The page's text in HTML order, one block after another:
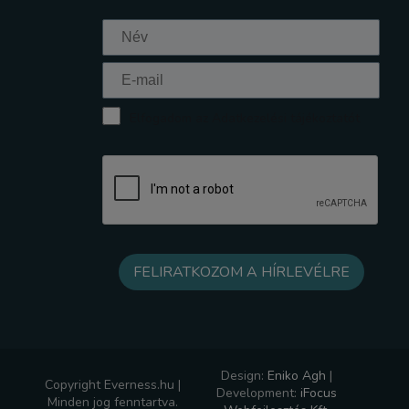
Copyright Everness.hu |
Minden jog fenntartva.
Design: Eniko Agh |
Development: iFocus